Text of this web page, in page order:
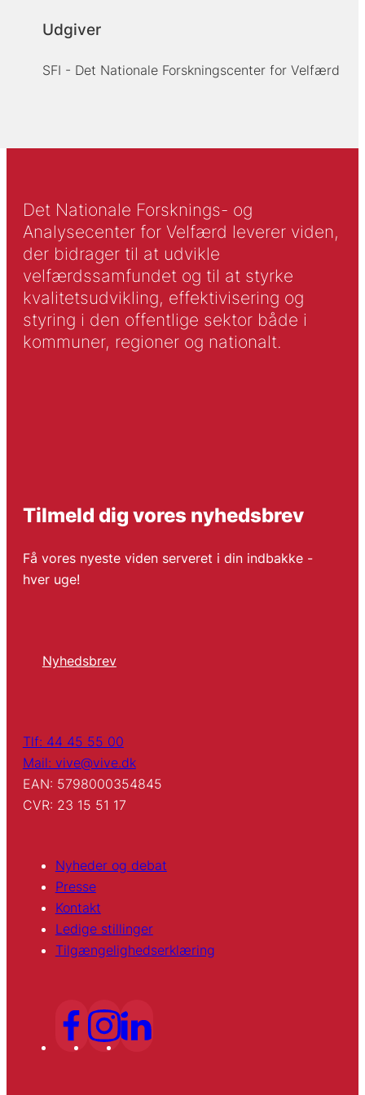
Udgiver
SFI - Det Nationale Forskningscenter for Velfærd
Det Nationale Forsknings- og
Analysecenter for Velfærd leverer viden,
der bidrager til at udvikle
velfærdssamfundet og til at styrke
kvalitetsudvikling, effektivisering og
styring i den offentlige sektor både i
kommuner, regioner og nationalt.
Tilmeld dig vores nyhedsbrev
Få vores nyeste viden serveret i din indbakke -
hver uge!
Nyhedsbrev
Tlf: 44 45 55 00
Mail: vive@vive.dk
EAN: 5798000354845
CVR: 23 15 51 17
Nyheder og debat
Presse
Kontakt
Ledige stillinger
Tilgængelighedserklæring